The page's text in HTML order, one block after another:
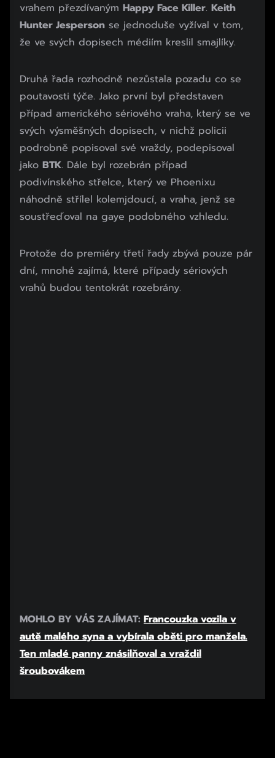
vrahem přezdívaným Happy Face Killer. Keith
Hunter Jesperson se jednoduše vyžíval v tom,
že ve svých dopisech médiím kreslil smajlíky.
Druhá řada rozhodně nezůstala pozadu co se
poutavosti týče. Jako první byl představen
případ amerického sériového vraha, který se ve
svých výsměšných dopisech, v nichž policii
podrobně popisoval své vraždy, podepisoval
jako BTK. Dále byl rozebrán případ
podivínského střelce, který ve Phoenixu
náhodně střílel kolemjdoucí, a vraha, jenž se
soustřeďoval na gaye podobného vzhledu.
Začátek reklamy
Konec reklamy
Protože do premiéry třetí řady zbývá pouze pár
dní, mnohé zajímá, které případy sériových
vrahů budou tentokrát rozebrány.
MOHLO BY VÁS ZAJÍMAT: Francouzka vozila v
autě malého syna a vybírala oběti pro manžela.
Ten mladé panny znásilňoval a vraždil
šroubovákem